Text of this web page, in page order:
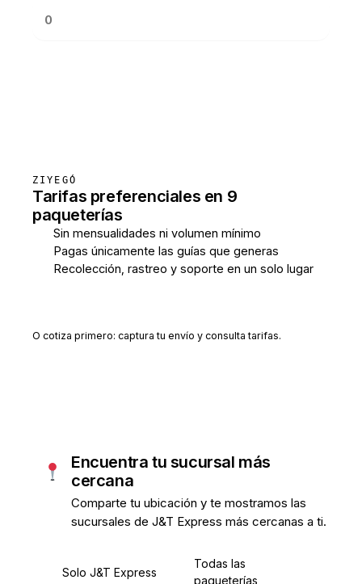
ZIYEGÓ
Tarifas preferenciales en 9
paqueterías
Sin mensualidades ni volumen mínimo
Pagas únicamente las guías que generas
Recolección, rastreo y soporte en un solo lugar
O cotiza primero: captura tu envío y consulta tarifas.
Encuentra tu sucursal más
cercana
Comparte tu ubicación y te mostramos las
sucursales de J&T Express más cercanas a ti.
Solo J&T Express
Todas las
paqueterías